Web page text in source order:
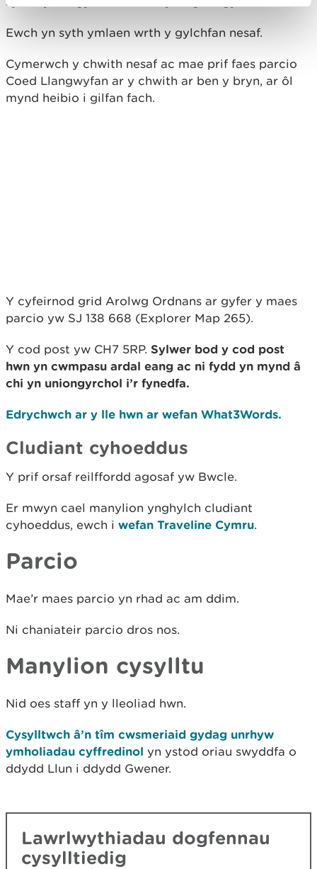
Ewch yn syth ymlaen wrth y gylchfan nesaf.
Cymerwch y chwith nesaf ac mae prif faes parcio
Coed Llangwyfan ar y chwith ar ben y bryn, ar ôl
mynd heibio i gilfan fach.
Y cyfeirnod grid Arolwg Ordnans ar gyfer y maes
parcio yw SJ 138 668 (Explorer Map 265).
Y cod post yw CH7 5RP. Sylwer bod y cod post
hwn yn cwmpasu ardal eang ac ni fydd yn mynd â
chi yn uniongyrchol i’r fynedfa.
Edrychwch ar y lle hwn ar wefan What3Words.
Cludiant cyhoeddus
Y prif orsaf reilffordd agosaf yw Bwcle.
Er mwyn cael manylion ynghylch cludiant
cyhoeddus, ewch i wefan Traveline Cymru.
Parcio
Mae’r maes parcio yn rhad ac am ddim.
Ni chaniateir parcio dros nos.
Manylion cysylltu
Nid oes staff yn y lleoliad hwn.
Cysylltwch â’n tîm cwsmeriaid gydag unrhyw
ymholiadau cyffredinol yn ystod oriau swyddfa o
ddydd Llun i ddydd Gwener.
Lawrlwythiadau dogfennau
cysylltiedig